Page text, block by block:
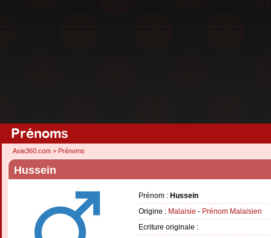
Prénoms
Asie360.com > Prénoms
Hussein
Prénom : Hussein
Origine : Malaisie - Prénom Malaisien
Ecriture originale :